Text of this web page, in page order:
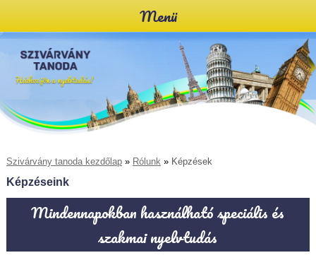
Menü
Szivárvány tanoda kezdőlap» Rólunk » Képzések
Képzéseink
Mindennapokban használható speciális és
szakmai nyelvtudás